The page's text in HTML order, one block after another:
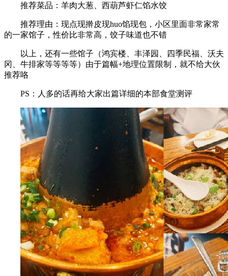
推荐菜品：羊肉大葱、西葫芦虾仁馅水饺
推荐理由：现点现擀皮现huo馅现包，小区里面非常家常
的一家馆子，性价比非常高，饺子味道也不错
以上，还有一些馆子（鸿宾楼、丰泽园、四季民福、沃夫
冈、牛排家等等等等）由于篇幅+地理位置限制，就不给大伙
推荐咯
PS：人多的话再给大家出篇详细的本部食堂测评